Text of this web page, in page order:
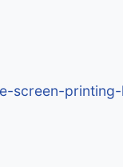
screen-